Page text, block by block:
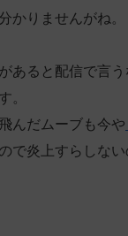
かりませんがね。
あると配信で言う
。
んだムーブも今や
で炎上すらしない